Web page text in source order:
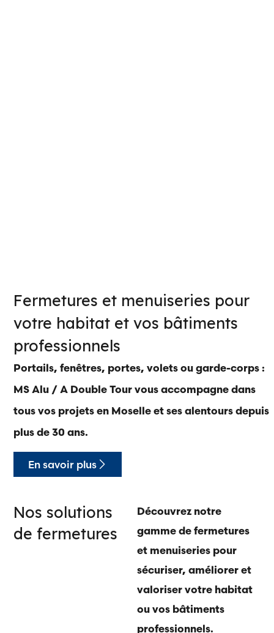
Fermetures et menuiseries pour
votre habitat et vos bâtiments
professionnels
Portails, fenêtres, portes, volets ou garde-corps :
MS Alu / A Double Tour vous accompagne dans
tous vos projets en Moselle et ses alentours depuis
plus de 30 ans.
En savoir plus
Nos solutions
de fermetures
Découvrez notre
gamme de fermetures
et menuiseries pour
sécuriser, améliorer et
valoriser votre habitat
ou vos bâtiments
professionnels.